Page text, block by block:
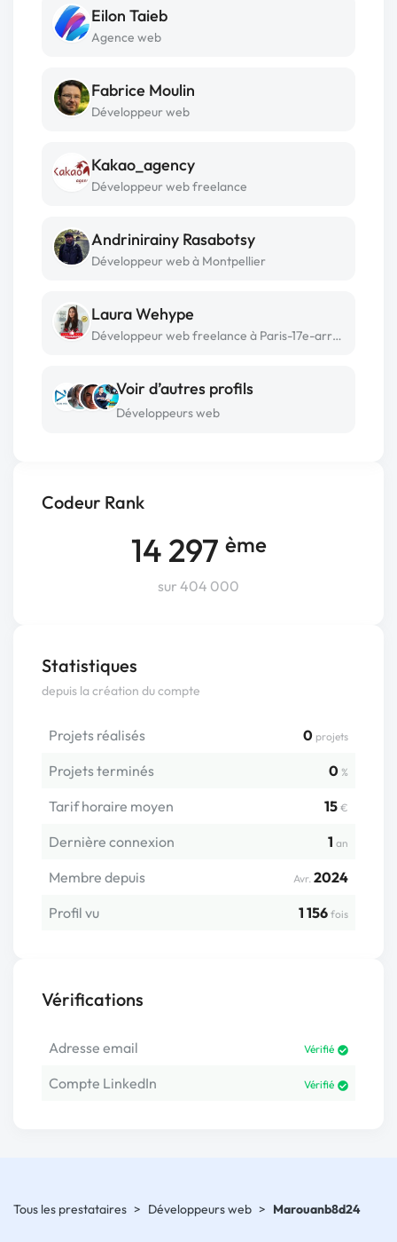
Codeur Rank
14 297 ème
sur 404 000
Statistiques
depuis la création du compte
Projets réalisés 0 projets
Projets terminés 0 %
Tarif horaire moyen 15 €
Dernière connexion 1 an
Membre depuis Avr. 2024
Profil vu
1 156 fois
Vérifications
Adresse email Vérifié
Compte LinkedIn Vérifié
Eilon Taieb
Agence web
Fabrice Moulin
Développeur web
Kakao_agency
Développeur web freelance
Andrinirainy Rasabotsy
Développeur web à Montpellier
Laura Wehype
Développeur web freelance à Paris-17e-arrondissement
Voir d’autres profils
Développeurs web
Tous les prestataires > Développeurs web > Marouanb8d24